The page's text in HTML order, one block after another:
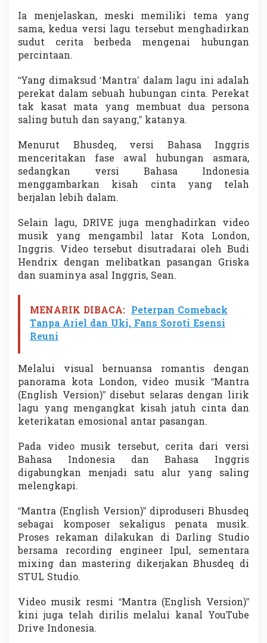
Ia menjelaskan, meski memiliki tema yang
sama, kedua versi lagu tersebut menghadirkan
sudut cerita berbeda mengenai hubungan
percintaan.
“Yang dimaksud ‘Mantra’ dalam lagu ini adalah
perekat dalam sebuah hubungan cinta. Perekat
tak kasat mata yang membuat dua persona
saling butuh dan sayang,” katanya.
Menurut Bhusdeq, versi Bahasa Inggris
menceritakan fase awal hubungan asmara,
sedangkan versi Bahasa Indonesia
menggambarkan kisah cinta yang telah
berjalan lebih dalam.
Selain lagu, DRIVE juga menghadirkan video
musik yang mengambil latar Kota London,
Inggris. Video tersebut disutradarai oleh Budi
Hendrix dengan melibatkan pasangan Griska
dan suaminya asal Inggris, Sean.
MENARIK DIBACA: Peterpan Comeback
Tanpa Ariel dan Uki, Fans Soroti Esensi
Reuni
Melalui visual bernuansa romantis dengan
panorama kota London, video musik “Mantra
(English Version)” disebut selaras dengan lirik
lagu yang mengangkat kisah jatuh cinta dan
keterikatan emosional antar pasangan.
Pada video musik tersebut, cerita dari versi
Bahasa Indonesia dan Bahasa Inggris
digabungkan menjadi satu alur yang saling
melengkapi.
“Mantra (English Version)” diproduseri Bhusdeq
sebagai komposer sekaligus penata musik.
Proses rekaman dilakukan di Darling Studio
bersama recording engineer Ipul, sementara
mixing dan mastering dikerjakan Bhusdeq di
STUL Studio.
Video musik resmi “Mantra (English Version)”
kini juga telah dirilis melalui kanal YouTube
Drive Indonesia.